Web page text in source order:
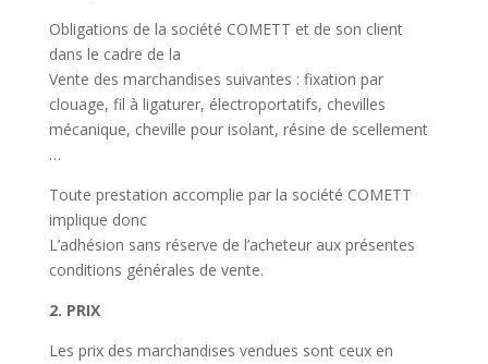
Obligations de la société COMETT et de son client
dans le cadre de la
Vente des marchandises suivantes : fixation par
clouage, fil à ligaturer, électroportatifs, chevilles
mécanique, cheville pour isolant, résine de scellement
…
Toute prestation accomplie par la société COMETT
implique donc
L’adhésion sans réserve de l’acheteur aux présentes
conditions générales de vente.
2. PRIX
Les prix des marchandises vendues sont ceux en